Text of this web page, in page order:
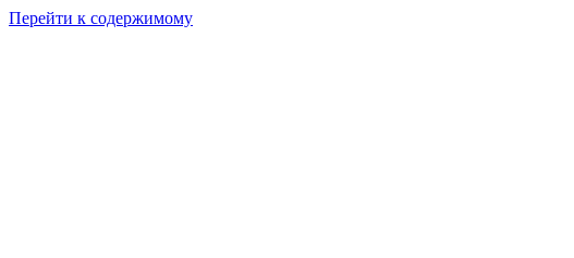
Перейти к содержимому